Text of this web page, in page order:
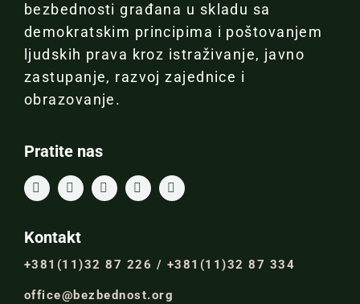
bezbednosti građana u skladu sa
demokratskim principima i poštovanjem
ljudskih prava kroz istraživanje, javno
zastupanje, razvoj zajednice i
obrazovanje.
Pratite nas
Kontakt
+381(11)32 87 226 / +381(11)32 87 334
office@bezbednost.org